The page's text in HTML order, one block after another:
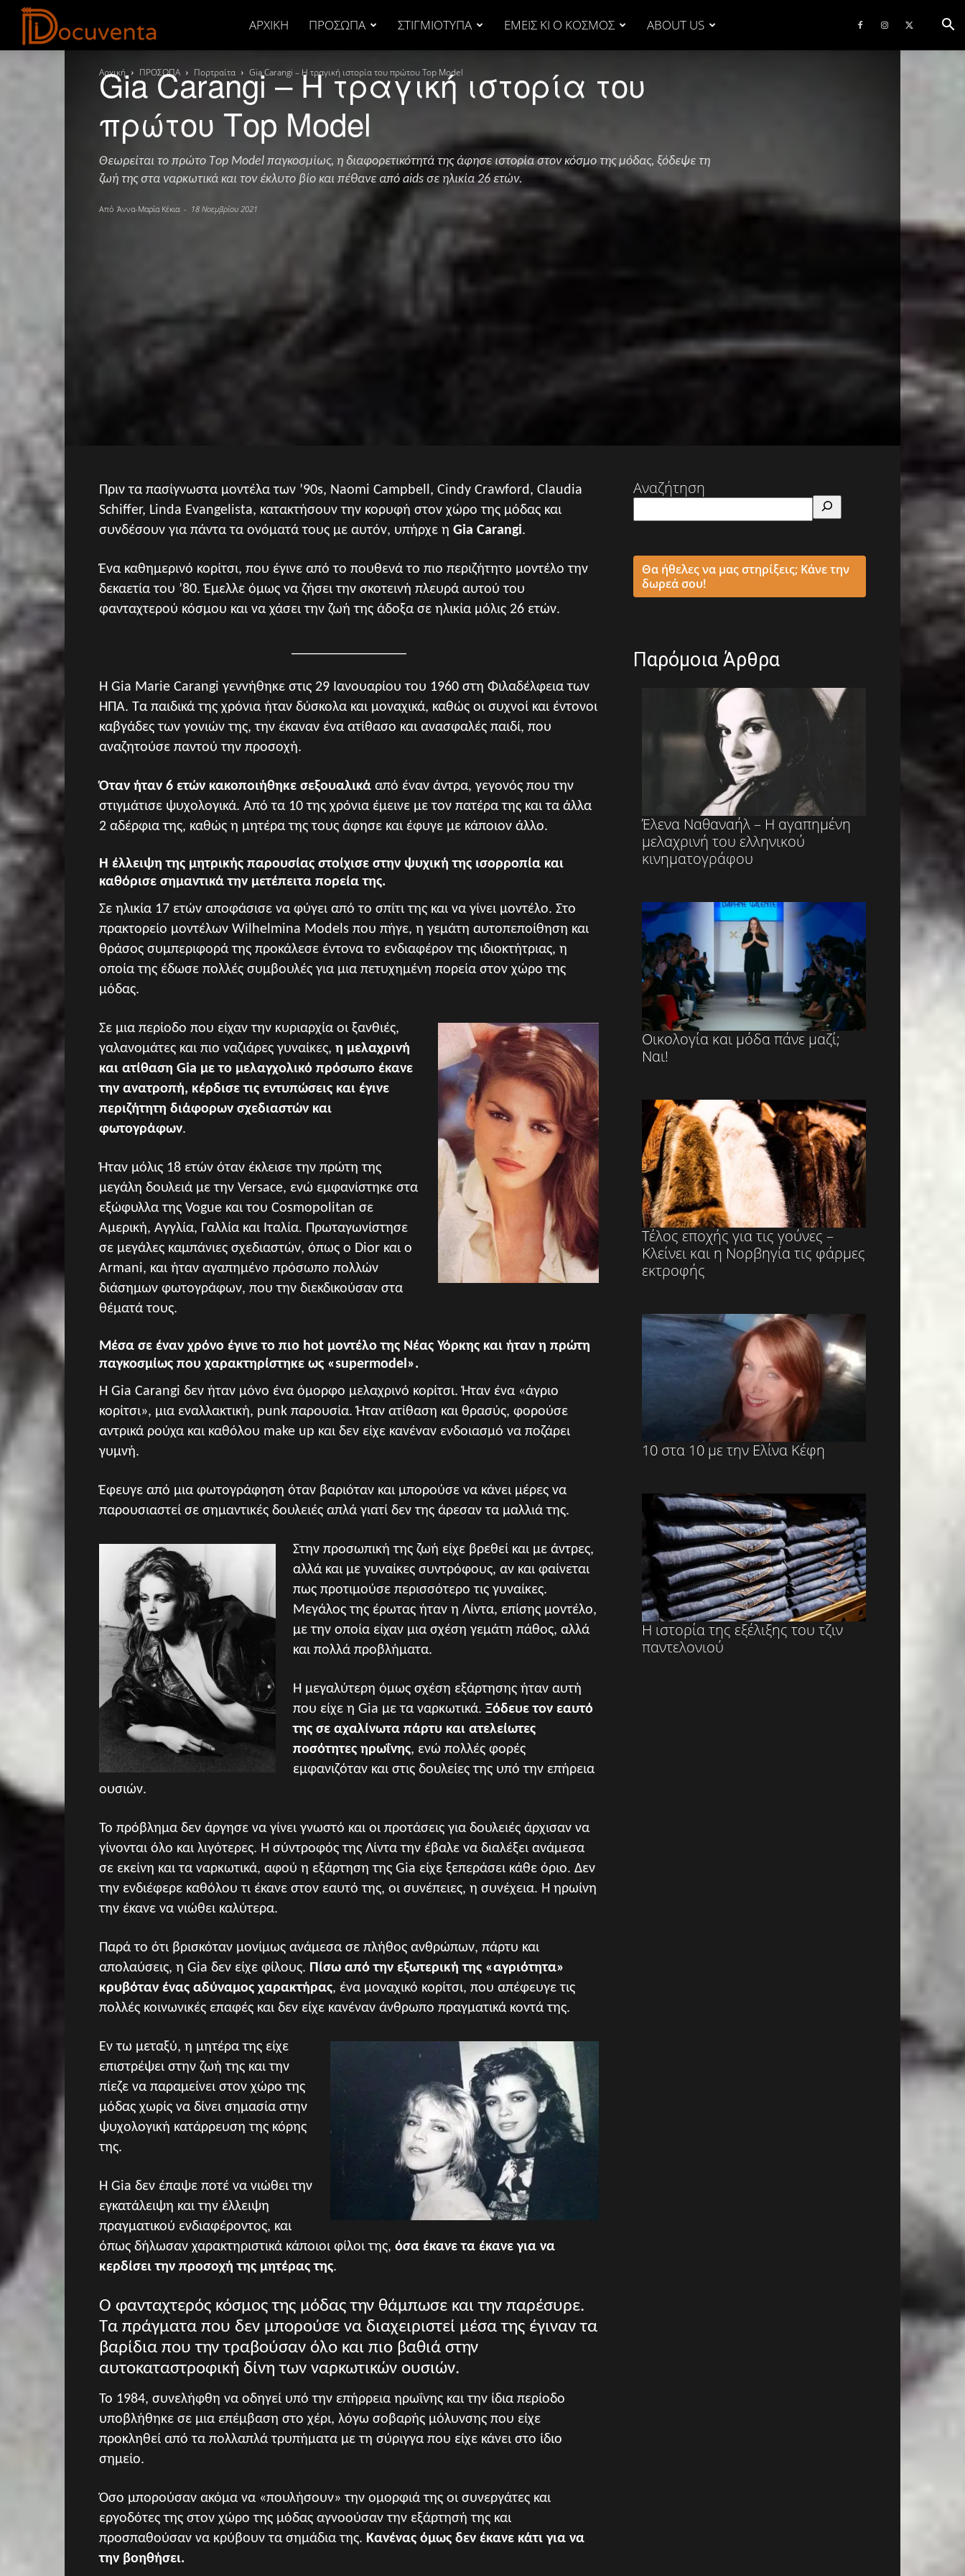
ΑΡΧΙΚΉ ΠΡΟΣΩΠΑ ΣΤΙΓΜΙΟΤΥΠΑ ΕΜΕΙΣ ΚΙ Ο ΚΟΣΜΟΣ ABOUT US
Αρχική ΠΡΟΣΩΠΑ Πορτραίτα Gia Carangi – Η τραγική ιστορία του πρώτου Τop Μodel
Gia Carangi – Η τραγική ιστορία του
πρώτου Τop Μodel
Θεωρείται το πρώτο Τop Μodel παγκοσμίως, η διαφορετικότητά της άφησε ιστορία στον κόσμο της μόδας, ξόδεψε τη
ζωή της στα ναρκωτικά και τον έκλυτο βίο και πέθανε από aids σε ηλικία 26 ετών.
Από Άννα-Μαρία Κέκια - 18 Νοεμβρίου 2021
Πριν τα πασίγνωστα μοντέλα των ’90s, Naomi Campbell, Cindy Crawford, Claudia
Schiffer, Linda Evangelista, κατακτήσουν την κορυφή στον χώρο της μόδας και
συνδέσουν για πάντα τα ονόματά τους με αυτόν, υπήρχε η Gia Carangi.
Ένα καθημερινό κορίτσι, που έγινε από το πουθενά το πιο περιζήτητο μοντέλο την
δεκαετία του ’80. Έμελλε όμως να ζήσει την σκοτεινή πλευρά αυτού του
φανταχτερού κόσμου και να χάσει την ζωή της άδοξα σε ηλικία μόλις 26 ετών.
Η Gia Marie Carangi γεννήθηκε στις 29 Ιανουαρίου του 1960 στη Φιλαδέλφεια των
ΗΠΑ. Τα παιδικά της χρόνια ήταν δύσκολα και μοναχικά, καθώς οι συχνοί και έντονοι
καβγάδες των γονιών της, την έκαναν ένα ατίθασο και ανασφαλές παιδί, που
αναζητούσε παντού την προσοχή.
Όταν ήταν 6 ετών κακοποιήθηκε σεξουαλικά από έναν άντρα, γεγονός που την
στιγμάτισε ψυχολογικά. Από τα 10 της χρόνια έμεινε με τον πατέρα της και τα άλλα
2 αδέρφια της, καθώς η μητέρα της τους άφησε και έφυγε με κάποιον άλλο.
Η έλλειψη της μητρικής παρουσίας στοίχισε στην ψυχική της ισορροπία και
καθόρισε σημαντικά την μετέπειτα πορεία της.
Σε ηλικία 17 ετών αποφάσισε να φύγει από το σπίτι της και να γίνει μοντέλο. Στο
πρακτορείο μοντέλων Wilhelmina Models που πήγε, η γεμάτη αυτοπεποίθηση και
θράσος συμπεριφορά της προκάλεσε έντονα το ενδιαφέρον της ιδιοκτήτριας, η
οποία της έδωσε πολλές συμβουλές για μια πετυχημένη πορεία στον χώρο της
μόδας.
Σε μια περίοδο που είχαν την κυριαρχία οι ξανθιές,
γαλανομάτες και πιο ναζιάρες γυναίκες, η μελαχρινή
και ατίθαση Gia με το μελαγχολικό πρόσωπο έκανε
την ανατροπή, κέρδισε τις εντυπώσεις και έγινε
περιζήτητη διάφορων σχεδιαστών και
φωτογράφων.
Ήταν μόλις 18 ετών όταν έκλεισε την πρώτη της
μεγάλη δουλειά με την Versace, ενώ εμφανίστηκε στα
εξώφυλλα της Vogue και του Cosmopolitan σε
Αμερική, Αγγλία, Γαλλία και Ιταλία. Πρωταγωνίστησε
σε μεγάλες καμπάνιες σχεδιαστών, όπως ο Dior και ο
Armani, και ήταν αγαπημένο πρόσωπο πολλών
διάσημων φωτογράφων, που την διεκδικούσαν στα
θέματά τους.
Μέσα σε έναν χρόνο έγινε το πιο hot μοντέλο της Νέας Υόρκης και ήταν η πρώτη
παγκοσμίως που χαρακτηρίστηκε ως «supermodel».
Η Gia Carangi δεν ήταν μόνο ένα όμορφο μελαχρινό κορίτσι. Ήταν ένα «άγριο
κορίτσι», μια εναλλακτική, punk παρουσία. Ήταν ατίθαση και θρασύς, φορούσε
αντρικά ρούχα και καθόλου make up και δεν είχε κανέναν ενδοιασμό να ποζάρει
γυμνή.
Έφευγε από μια φωτογράφηση όταν βαριόταν και μπορούσε να κάνει μέρες να
παρουσιαστεί σε σημαντικές δουλειές απλά γιατί δεν της άρεσαν τα μαλλιά της.
Στην προσωπική της ζωή είχε βρεθεί και με άντρες,
αλλά και με γυναίκες συντρόφους, αν και φαίνεται
πως προτιμούσε περισσότερο τις γυναίκες.
Μεγάλος της έρωτας ήταν η Λίντα, επίσης μοντέλο,
με την οποία είχαν μια σχέση γεμάτη πάθος, αλλά
και πολλά προβλήματα.
Η μεγαλύτερη όμως σχέση εξάρτησης ήταν αυτή
που είχε η Gia με τα ναρκωτικά. Ξόδευε τον εαυτό
της σε αχαλίνωτα πάρτυ και ατελείωτες
ποσότητες ηρωΐνης, ενώ πολλές φορές
εμφανιζόταν και στις δουλείες της υπό την επήρεια
ουσιών.
Το πρόβλημα δεν άργησε να γίνει γνωστό και οι προτάσεις για δουλειές άρχισαν να
γίνονται όλο και λιγότερες. Η σύντροφός της Λίντα την έβαλε να διαλέξει ανάμεσα
σε εκείνη και τα ναρκωτικά, αφού η εξάρτηση της Gia είχε ξεπεράσει κάθε όριο. Δεν
την ενδιέφερε καθόλου τι έκανε στον εαυτό της, οι συνέπειες, η συνέχεια. Η ηρωίνη
την έκανε να νιώθει καλύτερα.
Παρά το ότι βρισκόταν μονίμως ανάμεσα σε πλήθος ανθρώπων, πάρτυ και
απολαύσεις, η Gia δεν είχε φίλους. Πίσω από την εξωτερική της «αγριότητα»
κρυβόταν ένας αδύναμος χαρακτήρας, ένα μοναχικό κορίτσι, που απέφευγε τις
πολλές κοινωνικές επαφές και δεν είχε κανέναν άνθρωπο πραγματικά κοντά της.
Εν τω μεταξύ, η μητέρα της είχε
επιστρέψει στην ζωή της και την
πίεζε να παραμείνει στον χώρο της
μόδας χωρίς να δίνει σημασία στην
ψυχολογική κατάρρευση της κόρης
της.
Η Gia δεν έπαψε ποτέ να νιώθει την
εγκατάλειψη και την έλλειψη
πραγματικού ενδιαφέροντος, και
όπως δήλωσαν χαρακτηριστικά κάποιοι φίλοι της, όσα έκανε τα έκανε για να
κερδίσει την προσοχή της μητέρας της.
Ο φανταχτερός κόσμος της μόδας την θάμπωσε και την παρέσυρε.
Τα πράγματα που δεν μπορούσε να διαχειριστεί μέσα της έγιναν τα
βαρίδια που την τραβούσαν όλο και πιο βαθιά στην
αυτοκαταστροφική δίνη των ναρκωτικών ουσιών.
Το 1984, συνελήφθη να οδηγεί υπό την επήρρεια ηρωΐνης και την ίδια περίοδο
υποβλήθηκε σε μια επέμβαση στο χέρι, λόγω σοβαρής μόλυνσης που είχε
προκληθεί από τα πολλαπλά τρυπήματα με τη σύριγγα που είχε κάνει στο ίδιο
σημείο.
Όσο μπορούσαν ακόμα να «πουλήσουν» την ομορφιά της οι συνεργάτες και
εργοδότες της στον χώρο της μόδας αγνοούσαν την εξάρτησή της και
προσπαθούσαν να κρύβουν τα σημάδια της. Κανένας όμως δεν έκανε κάτι για να
την βοηθήσει.
Αναζήτηση
Θα ήθελες να μας στηρίξεις; Κάνε την
δωρεά σου!
Παρόμοια Άρθρα
Έλενα Ναθαναήλ – Η αγαπημένη
μελαχρινή του ελληνικού
κινηματογράφου
Οικολογία και μόδα πάνε μαζί;
Ναι!
Τέλος εποχής για τις γούνες –
Κλείνει και η Νορβηγία τις φάρμες
εκτροφής
10 στα 10 με την Ελίνα Κέφη
Η ιστορία της εξέλιξης του τζιν
παντελονιού